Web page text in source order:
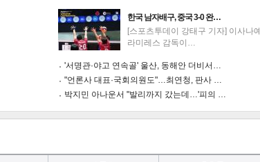
한국 남자배구, 중국 3-0 완…
[스포츠투데이 강태구 기자] 이사나예
라미레스 감독이…
'서명관·야고 연속골' 울산, 동해안 더비서…
"언론사 대표·국회의원도"…최연청, 판사 …
박지민 아나운서 "발리까지 갔는데…'피의 …